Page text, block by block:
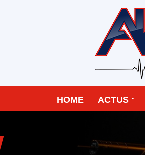
HOME ACTUS